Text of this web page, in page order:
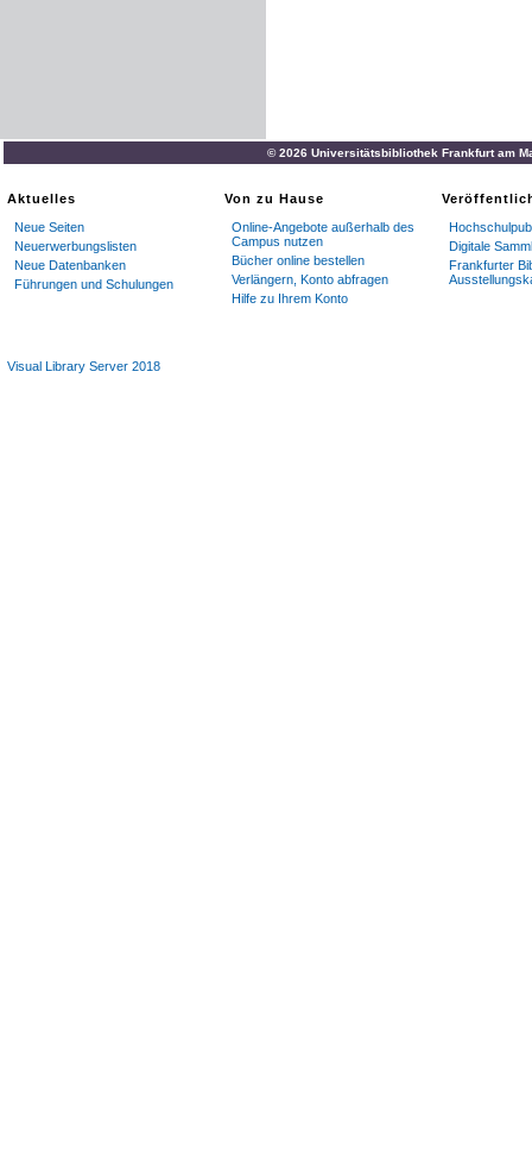
© 2026 Universitätsbibliothek Frankfurt am
Aktuelles
Neue Seiten
Neuerwerbungslisten
Neue Datenbanken
Führungen und Schulungen
Von zu Hause
Online-Angebote außerhalb des
Campus nutzen
Bücher online bestellen
Verlängern, Konto abfragen
Hilfe zu Ihrem Konto
Digitale
Frankfurter
Visual Library Server 2018